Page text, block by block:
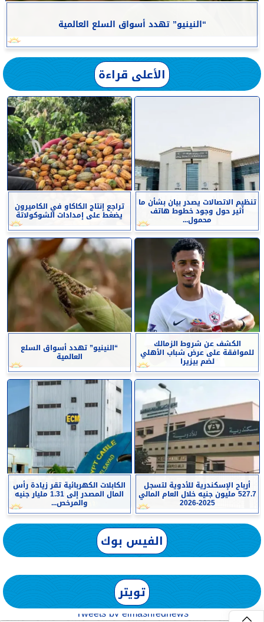
“النينيو” تهدد أسواق السلع العالمية
الأعلى قراءة
تنظيم الاتصالات يصدر بيان بشأن ما
أثير حول وجود خطوط هاتف
محمول...
تراجع إنتاج الكاكاو في الكاميرون
يضغط على إمدادات الشوكولاتة
الكشف عن شروط الزمالك
للموافقة على عرض شباب الأهلي
لضم بيزيرا
“النينيو” تهدد أسواق السلع
العالمية
أرباح الإسكندرية للأدوية لتسجل
527.7 مليون جنيه خلال العام المالي
2025-2026
الكابلات الكهربائية تقر زيادة رأس
المال المصدر إلى 1.31 مليار جنيه
والمرخص...
الفيس بوك
تويتر
Tweets by elmashreqnews